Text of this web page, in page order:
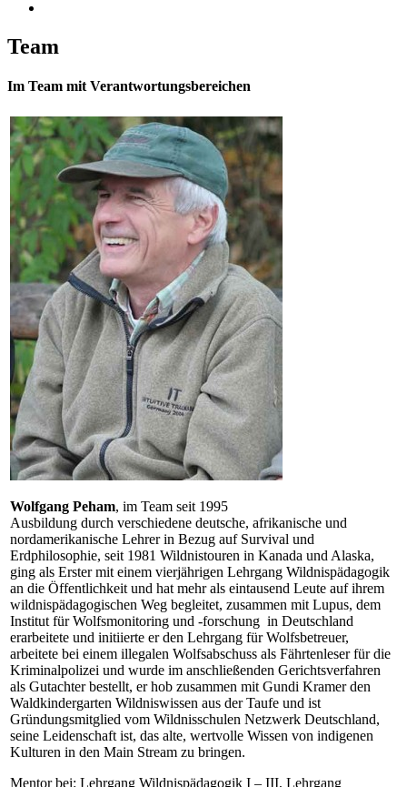
Team
Im Team mit Verantwortungsbereichen
Wolfgang Peham, im Team seit 1995
Ausbildung durch verschiedene deutsche, afrikanische und
nordamerikanische Lehrer in Bezug auf Survival und
Erdphilosophie, seit 1981 Wildnistouren in Kanada und Alaska,
ging als Erster mit einem vierjährigen Lehrgang Wildnispädagogik
an die Öffentlichkeit und hat mehr als eintausend Leute auf ihrem
wildnispädagogischen Weg begleitet, zusammen mit Lupus, dem
Institut für Wolfsmonitoring und -forschung in Deutschland
erarbeitete und initiierte er den Lehrgang für Wolfsbetreuer,
arbeitete bei einem illegalen Wolfsabschuss als Fährtenleser für die
Kriminalpolizei und wurde im anschließenden Gerichtsverfahren
als Gutachter bestellt, er hob zusammen mit Gundi Kramer den
Waldkindergarten Wildniswissen aus der Taufe und ist
Gründungsmitglied vom Wildnisschulen Netzwerk Deutschland,
seine Leidenschaft ist, das alte, wertvolle Wissen von indigenen
Kulturen in den Main Stream zu bringen.
Mentor bei: Lehrgang Wildnispädagogik I – III, Lehrgang